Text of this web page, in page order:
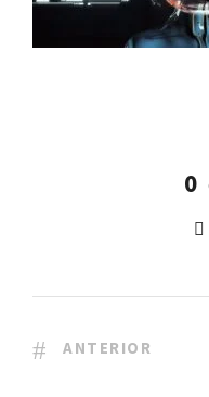
0
ANTERIOR